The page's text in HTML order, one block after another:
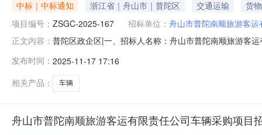
中标｜中标通知 浙江省｜舟山市｜普陀区 交通运输
货物
项目编号： ZSGC-2025-167 招标单位： 舟山市普陀南顺旅游客
正文内容： 普陀区政企区|一、招标人名称：舟山市普陀南顺旅游客
称中标供应商地址中标供应商统一社会信用代码1舟山市
的技术支持、培
发布时间： 2025-11-17 17:16
相关产品：
车辆
舟山市普陀南顺旅游客运有限责任公司车辆采购项目